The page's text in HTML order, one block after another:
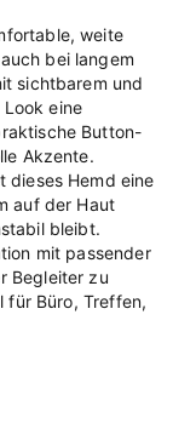
weite
bei langem
sichtbarem und
eine
Button-
Akzente.
dieses Hemd eine
auf der Haut
bleibt.
mit passender
Begleiter zu
für Büro, Treffen,